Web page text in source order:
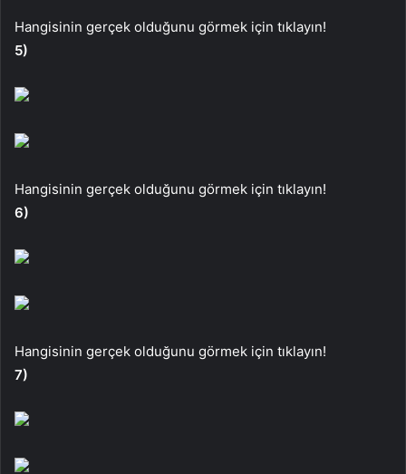
Hangisinin gerçek olduğunu görmek için tıklayın!
5)
Hangisinin gerçek olduğunu görmek için tıklayın!
6)
Hangisinin gerçek olduğunu görmek için tıklayın!
7)